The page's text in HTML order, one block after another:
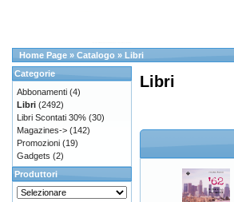
Home Page » Catalogo » Libri
Libri
Categorie
Abbonamenti (4)
Libri (2492)
Libri Scontati 30% (30)
Magazines-> (142)
Promozioni (19)
Gadgets (2)
Produttori